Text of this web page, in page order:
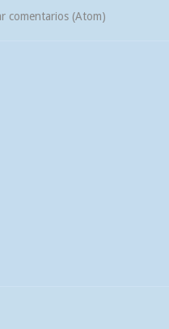
comentarios (Atom)